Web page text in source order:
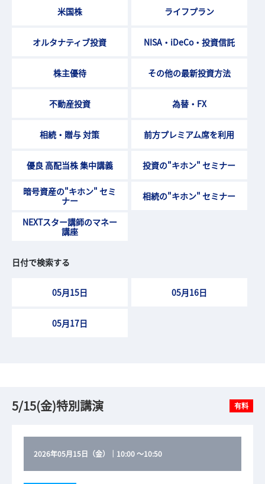
米国株 ライフプラン
オルタナティブ投資 NISA・iDeCo・投資信託
株主優待 その他の最新投資方法
不動産投資 為替・FX
相続・贈与 対策 前方プレミアム席を利用
優良 高配当株 集中講義 投資の"キホン" セミナー
暗号資産の"キホン" セミ
ナー
相続の"キホン" セミナー
NEXTスター講師のマネー
講座
日付で検索する
05月15日 05月16日
05月17日
5/15(金)特別講演 有料
2026年05月15日（金） ｜ 10:00～10:50